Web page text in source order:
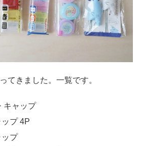
てきました。一覧です。
キャップ
プ 4P
プ